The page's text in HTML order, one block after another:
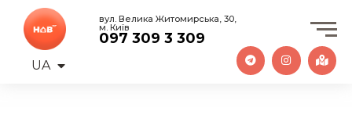
UA
EN
097 309 3 309
вул. Велика Житомирська, 30,
м. Київ